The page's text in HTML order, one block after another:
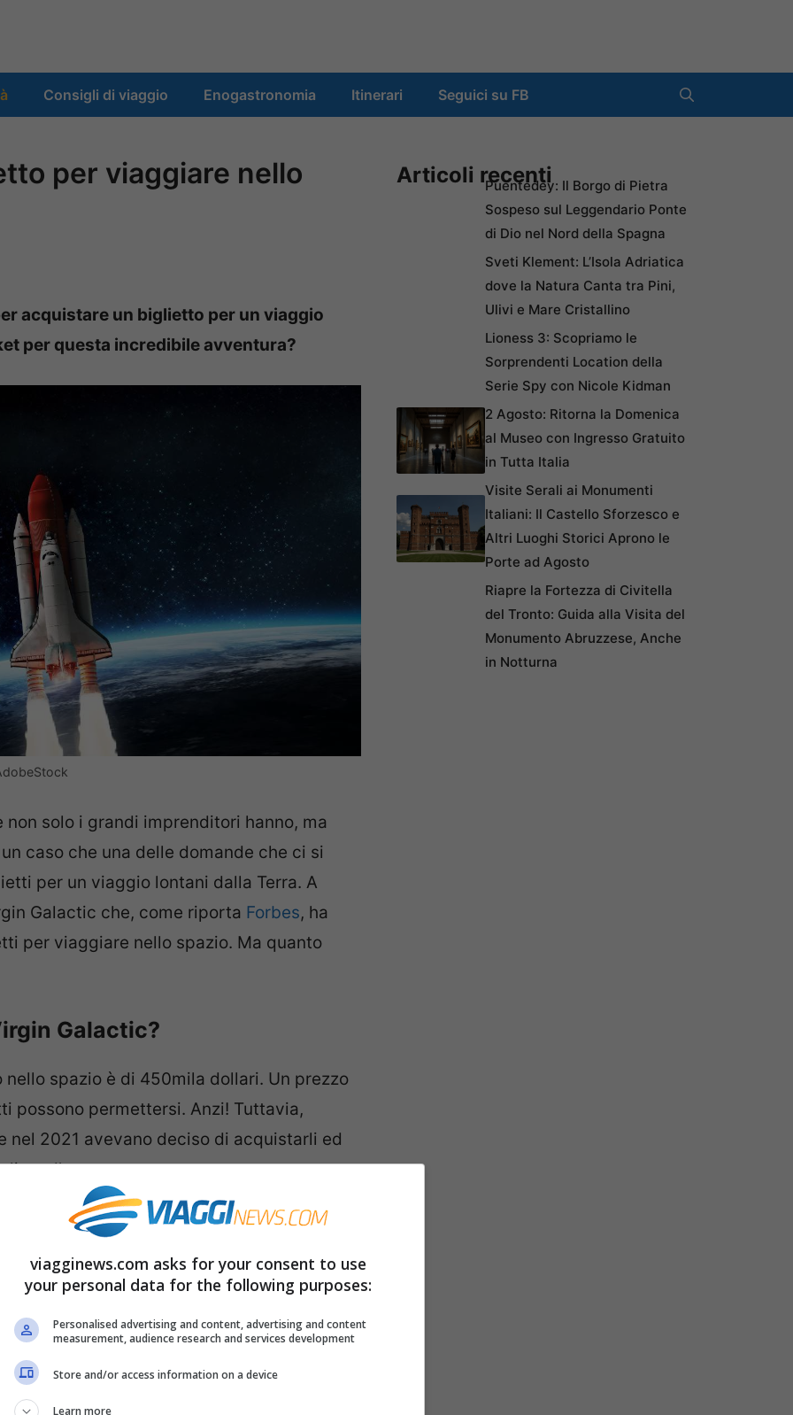
Consigli di viaggio Enogastronomia Itinerari Seguici su FB
per viaggiare nello
acquistare un biglietto per un viaggio
per questa incredibile avventura?
solo i grandi imprenditori hanno, ma
caso che una delle domande che ci si
per un viaggio lontani dalla Terra. A
Galactic che, come riporta Forbes, ha
per viaggiare nello spazio. Ma quanto
Galactic?
spazio è di 450mila dollari. Un prezzo
possono permettersi. Anzi! Tuttavia,
nel 2021 avevano deciso di acquistarli ed
d’attesa.
Virgin Galactic? Pare che il viaggi duri
L’aeroporto, se così possiamo
del New Mexico e si tratta dello
occorrono alcuni giorni di
classico volo come quelli a cui siamo
Articoli recentiPuentedey: Il Borgo di Pietra
Sospeso sul Leggendario Ponte
di Dio nel Nord della Spagna
Sveti Klement: L’Isola Adriatica
dove la Natura Canta tra Pini,
Ulivi e Mare Cristallino
Lioness 3: Scopriamo le
Sorprendenti Location della
Serie Spy con Nicole Kidman
2 Agosto: Ritorna la Domenica
al Museo con Ingresso Gratuito
in Tutta Italia
Visite Serali ai Monumenti
Italiani: Il Castello Sforzesco e
Altri Luoghi Storici Aprono le
Porte ad Agosto
Riapre la Fortezza di Civitella
del Tronto: Guida alla Visita del
Monumento Abruzzese, Anche
in Notturna
viagginews.com asks for your consent to use
your personal data for the following purposes:
Personalised advertising and content, advertising and content
measurement, audience research and services development
Store and/or access information on a device
Learn more